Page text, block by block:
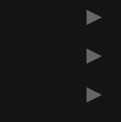
►
►
►